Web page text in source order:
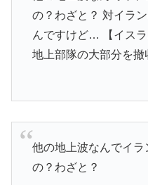
の？わざと？ 対イラ
んですけど… 【イス
地上部隊の大部分を撤
他の地上波なんでイ
の？わざと？